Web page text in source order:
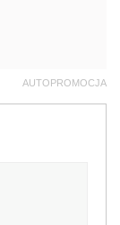
AUTOPROMOCJA